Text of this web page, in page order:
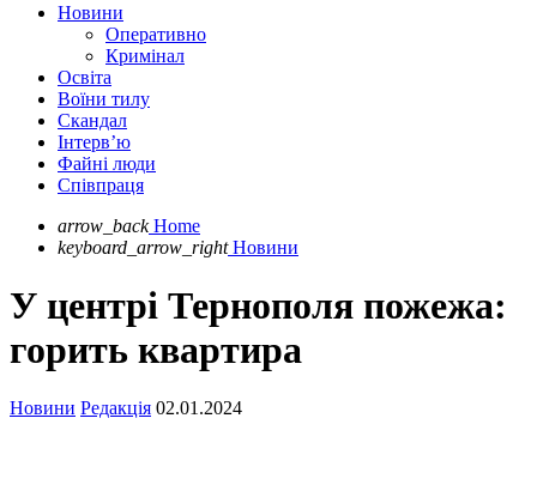
Новини
Оперативно
Кримінал
Освіта
Воїни тилу
Скандал
Інтерв’ю
Файні люди
Співпраця
arrow_back Home
keyboard_arrow_right Новини
У центрі Тернополя пожежа:
горить квартира
Новини Редакція 02.01.2024